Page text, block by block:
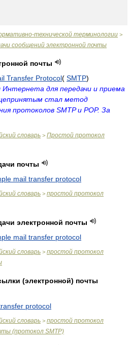
технической терминологии >
сообщений электронной почты
почты
Transfer Protocol( SMTP)
для передачи и приема
стал метод
протоколов SMTP и POP. За
словарь > Простой протокол
почты
mail transfer protocol
словарь > простой протокол
электронной почты
mail transfer protocol
словарь > простой протокол
(электронной) почты
protocol
словарь > простой протокол
(протокол SMTP)